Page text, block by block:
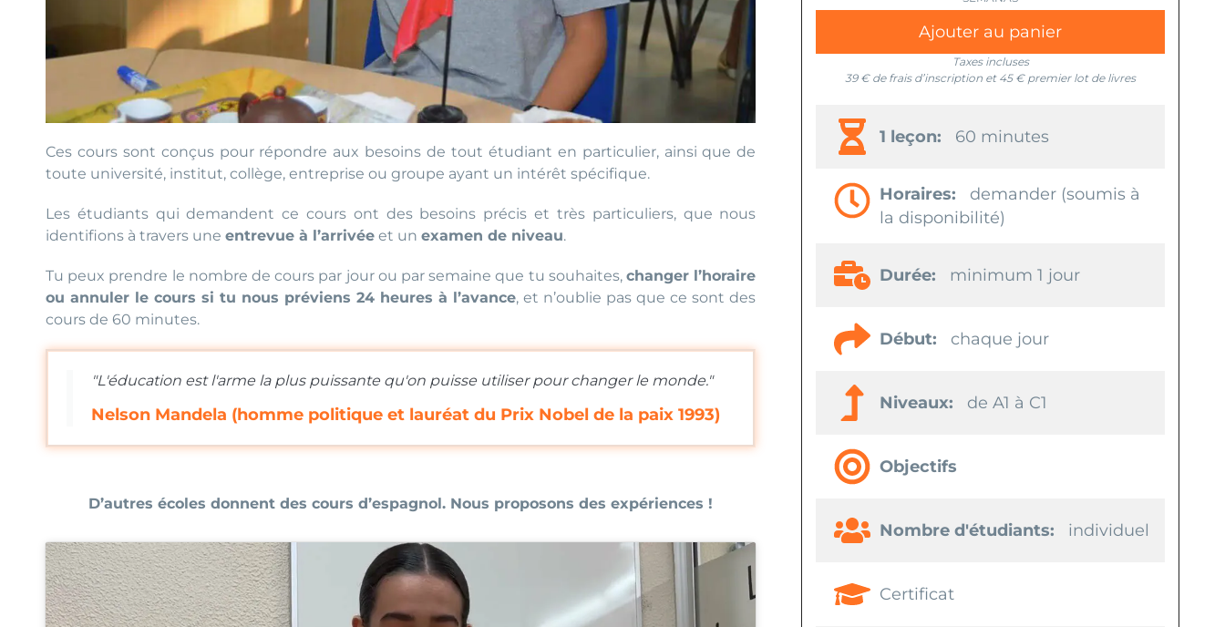
Ces cours sont conçus pour répondre aux besoins de tout étudiant en particulier, ainsi que de
toute université, institut, collège, entreprise ou groupe ayant un intérêt spécifique.
Les étudiants qui demandent ce cours ont des besoins précis et très particuliers, que nous
identifions à travers une entrevue à l’arrivée et un examen de niveau.
Tu peux prendre le nombre de cours par jour ou par semaine que tu souhaites,changer l’horaire
ou annuler le cours si tu nous préviens 24 heures à l’avance, et n’oublie pas que ce sont des
cours de 60 minutes.
"L'éducation est l'arme la plus puissante qu'on puisse utiliser pour changer le monde."
Nelson Mandela (homme politique et lauréat du Prix Nobel de la paix 1993)
D’autres écoles donnent des cours d’espagnol. Nous proposons des expériences !
Ajouter au panier
Taxes incluses
39 € de frais d’inscription et 45 € premier lot de livres
1 leçon: 60 minutes
Horaires:
demander (soumis à
la disponibilité)
Durée: minimum 1 jour
Début: chaque jour
Niveaux: de A1 à C1
Objectifs
Nombre d'étudiants: individuel
Certificat